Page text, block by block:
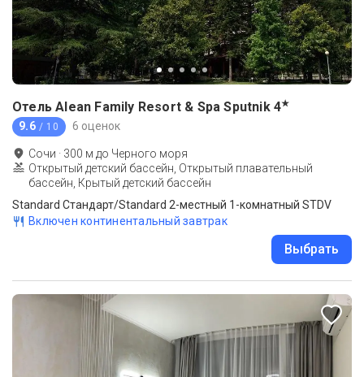
Отель Alean Family Resort & Spa Sputnik 4★
9.6 / 10 6 оценок
Сочи · 300 м до Черного моря
Открытый детский бассейн, Открытый плавательный
бассейн, Крытый детский бассейн
Standard Стандарт/Standard 2-местный 1-комнатный STDV
Включен континентальный завтрак
Выбрать